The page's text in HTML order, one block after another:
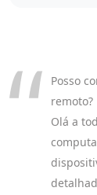
Posso
remoto?
Olá a